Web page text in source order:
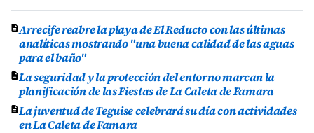
Arrecife reabre la playa de El Reducto con las últimas
analíticas mostrando "una buena calidad de las aguas
para el baño"
La seguridad y la protección del entorno marcan la
planificación de las Fiestas de La Caleta de Famara
La juventud de Teguise celebrará su día con actividades
en La Caleta de Famara